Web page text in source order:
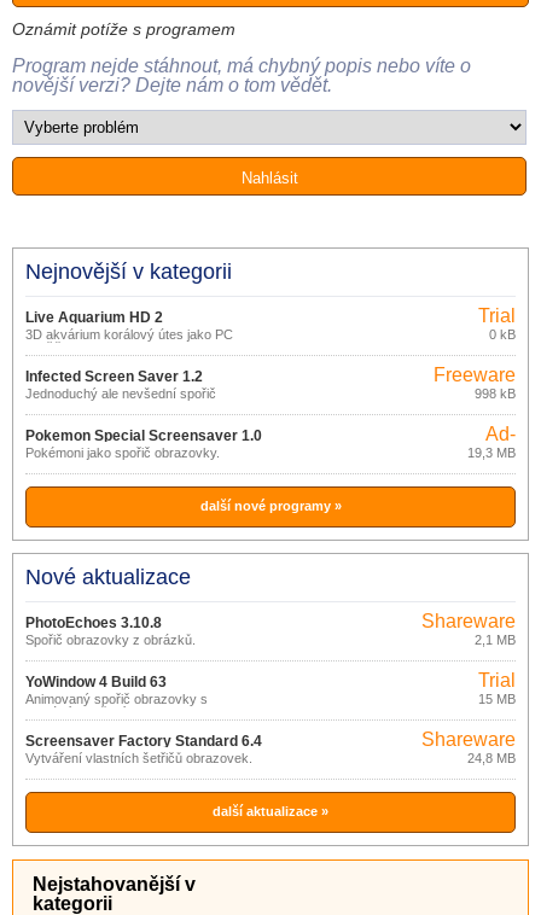
Oznámit potíže s programem
Program nejde stáhnout, má chybný popis nebo víte o
novější verzi? Dejte nám o tom vědět.
Nejnovější v kategorii
Live Aquarium HD 2
3D akvárium korálový útes jako PC
spořič obrazovky
Trial
0 kB
Infected Screen Saver 1.2
Jednoduchý ale nevšední spořič
Freeware
998 kB
Pokemon Special Screensaver 1.0
Pokémoni jako spořič obrazovky.
Ad-
supported
19,3 MB
další nové programy »
Nové aktualizace
PhotoEchoes 3.10.8
Spořič obrazovky z obrázků.
Shareware
2,1 MB
YoWindow 4 Build 63
Animovaný spořič obrazovky s
aktuálním počasím.
Trial
15 MB
Screensaver Factory Standard 6.4
Vytváření vlastních šetřičů obrazovek.
Shareware
24,8 MB
další aktualizace »
Nejstahovanější v
kategorii